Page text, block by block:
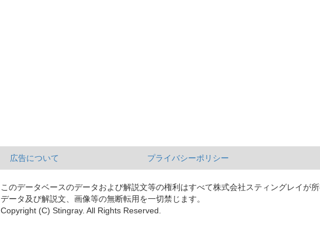
広告について プライバシーポリシー
このデータベースのデータおよび解説文等の権利はすべて株式会社スティングレイが所
データ及び解説文、画像等の無断転用を一切禁じます。
Copyright (C) Stingray. All Rights Reserved.